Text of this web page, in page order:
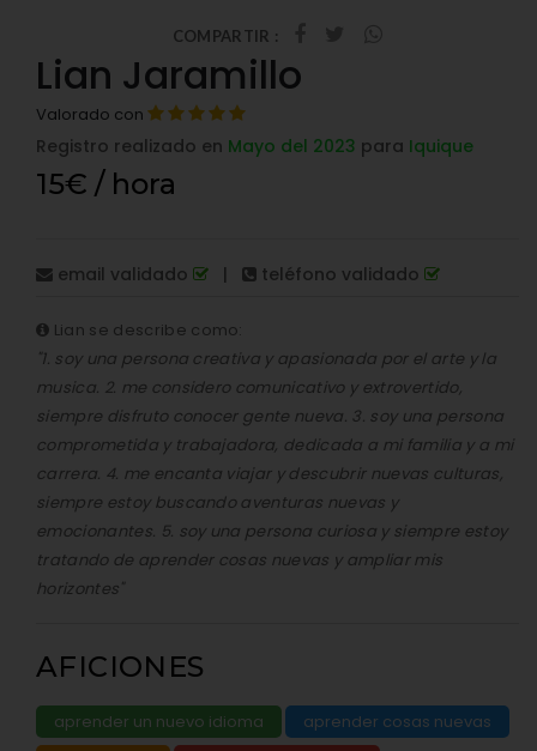
COMPARTIR :
Lian Jaramillo
Valorado con
Registro realizado en Mayo del 2023 para Iquique
15€ / hora
email validado | teléfono validado
Lian se describe como:
"1. soy una persona creativa y apasionada por el arte y la
musica. 2. me considero comunicativo y extrovertido,
siempre disfruto conocer gente nueva. 3. soy una persona
comprometida y trabajadora, dedicada a mi familia y a mi
carrera. 4. me encanta viajar y descubrir nuevas culturas,
siempre estoy buscando aventuras nuevas y
emocionantes. 5. soy una persona curiosa y siempre estoy
tratando de aprender cosas nuevas y ampliar mis
horizontes"
AFICIONES
aprender un nuevo idioma
aprender cosas nuevas